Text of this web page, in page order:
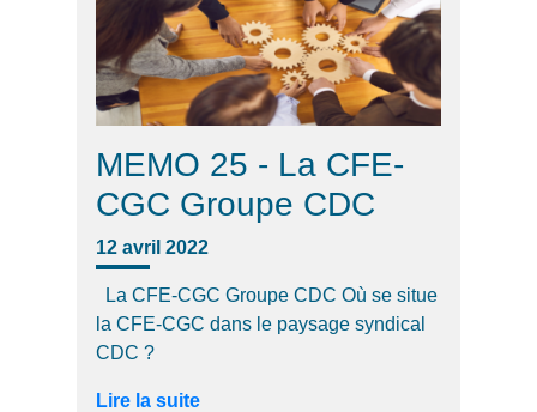
MEMO 25 - La CFE-
CGC Groupe CDC
12 avril 2022
La CFE-CGC Groupe CDC Où se situe
la CFE-CGC dans le paysage syndical
CDC ?
Lire la suite